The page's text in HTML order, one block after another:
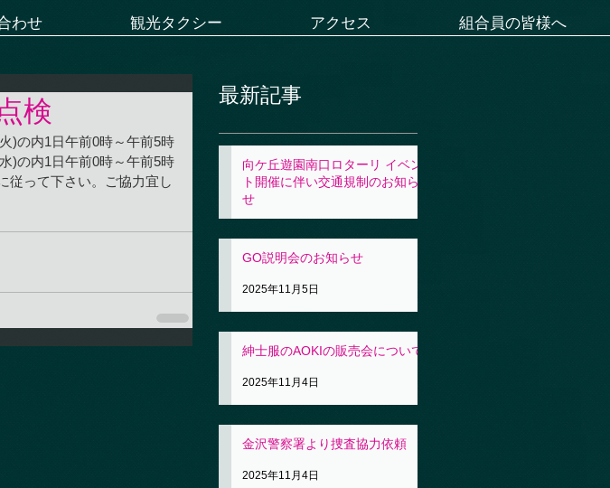
わせ 観光タクシー アクセス 組合員の皆様へ
検
)の内1日午前0時～午前5時
)の内1日午前0時～午前5時
従って下さい。ご協力宜し
最新記事
向ケ丘遊園南口ロターリ イベン
ト開催に伴い交通規制のお知ら
せ
GO説明会のお知らせ
2025年11月5日
紳士服のAOKIの販売会について
2025年11月4日
金沢警察署より捜査協力依頼
2025年11月4日